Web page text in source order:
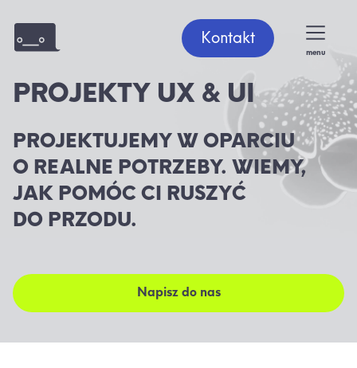
Kontakt
menu
PROJEKTY UX & UI
PROJEKTUJEMY W OPARCIU
O REALNE POTRZEBY. WIEMY,
JAK POMÓC CI RUSZYĆ
DO PRZODU.
Napisz do nas